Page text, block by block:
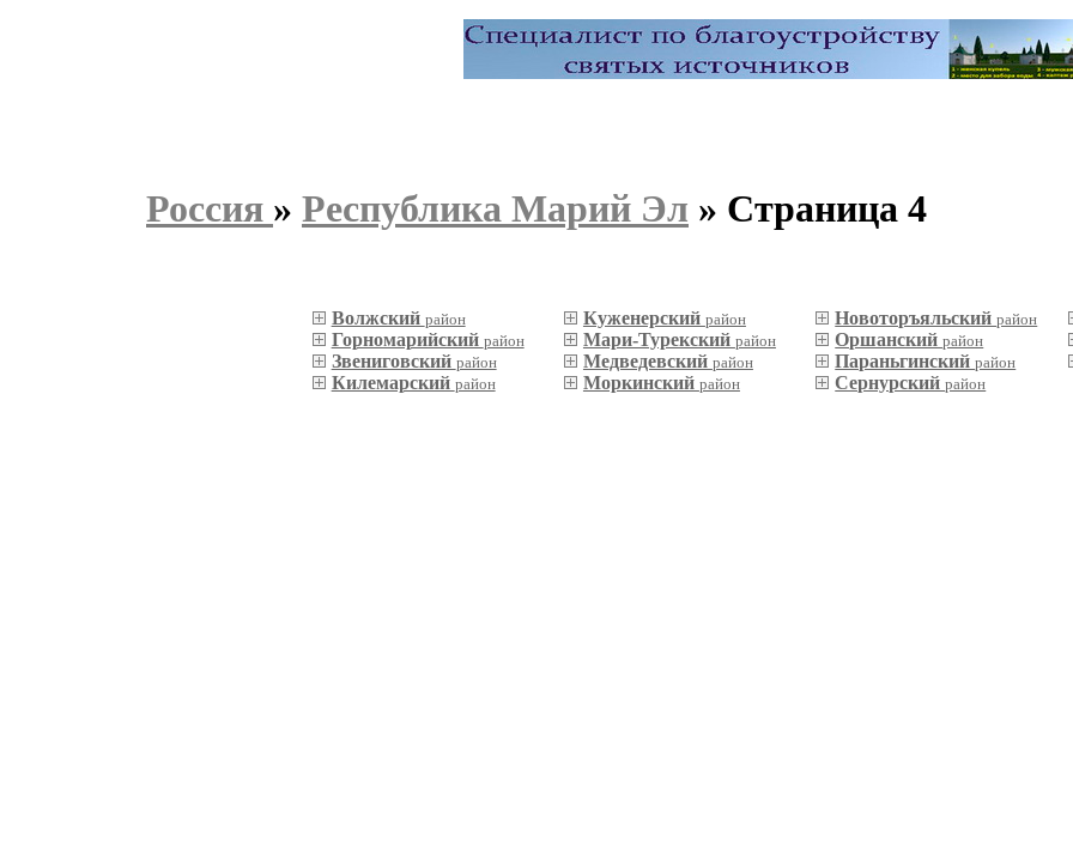
Россия » Республика Марий Эл » Страница 4
Волжский район
Горномарийский район
Звениговский район
Килемарский район
Куженерский район
Мари-Турекский район
Медведевский район
Моркинский район
Новоторъяльскийрайон
Оршанскийрайон
Параньгинскийрайон
Сернурскийрайон